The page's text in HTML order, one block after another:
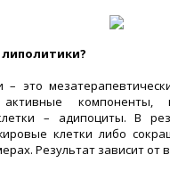
– это
компоненты,
– адипоциты. В
клетки либо
Результат зависит от